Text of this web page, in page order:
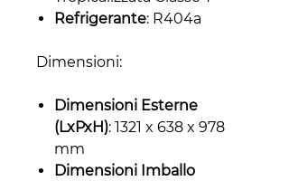
Refrigerante: R404a
Dimensioni:
Dimensioni Esterne
(LxPxH): 1321 x 638 x 978
mm
Dimensioni Imballo